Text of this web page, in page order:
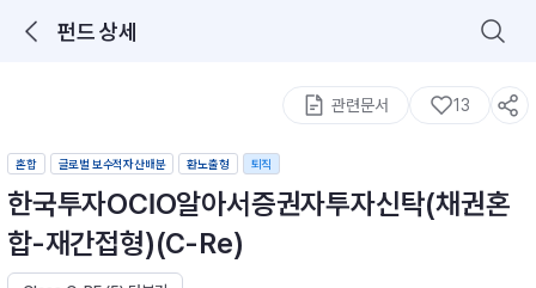
펀드 상세
구성종목 검색
관련문서 13
혼합 글로벌 보수적자산배분 환노출형 퇴직
한국투자OCIO알아서증권자투자신탁(채권혼
합-재간접형)(C-Re)